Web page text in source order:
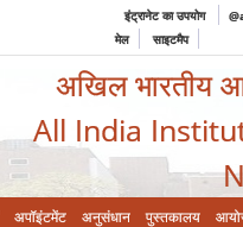
इंट्रानेट का उपयोग
मेल
साइटमैप
अखिल भारतीय
All India
अपॉइंटमेंट अनुसंधान पुस्तकालय